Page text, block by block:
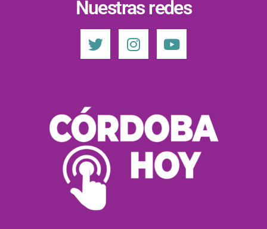
Nuestras redes